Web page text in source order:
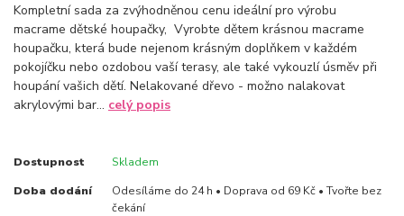
Kompletní sada za zvýhodněnou cenu ideální pro výrobu
macrame dětské houpačky, Vyrobte dětem krásnou macrame
houpačku, která bude nejenom krásným doplňkem v každém
pokojíčku nebo ozdobou vaší terasy, ale také vykouzlí úsměv při
houpání vašich dětí. Nelakované dřevo - možno nalakovat
akrylovými bar... celý popis
Dostupnost Skladem
Doba dodání
Odesíláme do 24 h • Doprava od 69 Kč • Tvořte bez
čekání